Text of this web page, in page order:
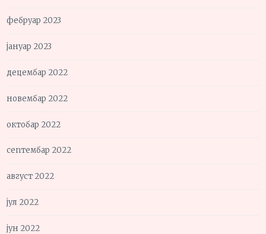
фебруар 2023
јануар 2023
децембар 2022
новембар 2022
октобар 2022
септембар 2022
август 2022
јул 2022
јун 2022